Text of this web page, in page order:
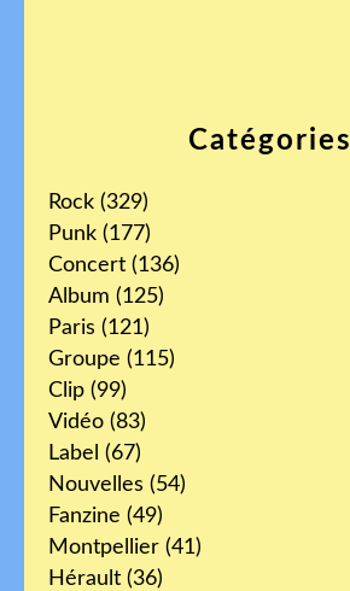
Catégories
Rock (329)
Punk (177)
Concert (136)
Album (125)
Paris (121)
Groupe (115)
Clip (99)
Vidéo (83)
Label (67)
Nouvelles (54)
Fanzine (49)
Montpellier (41)
Hérault (36)